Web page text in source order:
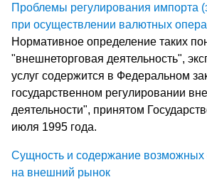
Проблемы регулирования импорта
при осуществлении валютных
Нормативное определение таких
"внешнеторговая деятельность",
услуг содержится в Федеральном
государственном регулировании
деятельности", принятом
июля 1995 года.
Сущность и содержание возможных
на внешний рынок